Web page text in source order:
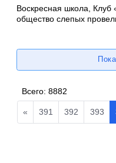
Воскресная школа,
общество слепых
Всего:8882
« 391 392 393